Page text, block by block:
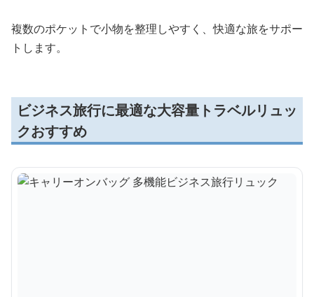
複数のポケットで小物を整理しやすく、快適な旅をサポー
トします。
ビジネス旅行に最適な大容量トラベルリュッ
クおすすめ